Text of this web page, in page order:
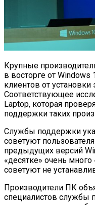
Крупные
в восторге от
клиентов от
Соответствующее
Laptop, которая
поддержки таких
Службы поддержки
советуют
предыдущих версий
«десятке» очень
советуют не
Производители ПК
специалистов службы